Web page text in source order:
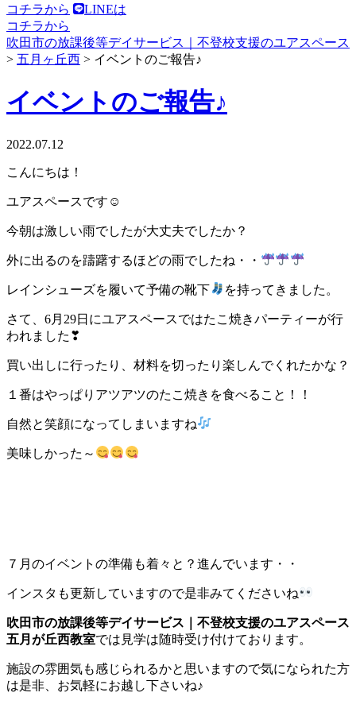
コチラから
LINEは
コチラから
吹田市の放課後等デイサービス｜不登校支援のユアスペース
> 五月ヶ丘西 > イベントのご報告♪
イベントのご報告♪
2022.07.12
こんにちは！
ユアスペースです☺
今朝は激しい雨でしたが大丈夫でしたか？
外に出るのを躊躇するほどの雨でしたね・・
レインシューズを履いて予備の靴下 を持ってきました。
さて、6月29日にユアスペースではたこ焼きパーティーが行
われました❣
買い出しに行ったり、材料を切ったり楽しんでくれたかな？
１番はやっぱりアツアツのたこ焼きを食べること！！
自然と笑顔になってしまいますね
美味しかった～
７月のイベントの準備も着々と？進んでいます・・
インスタも更新していますので是非みてくださいね
吹田市の放課後等デイサービス｜不登校支援のユアスペース
五月が丘西教室では見学は随時受け付けております。
施設の雰囲気も感じられるかと思いますので気になられた方
は是非、お気軽にお越し下さいね♪